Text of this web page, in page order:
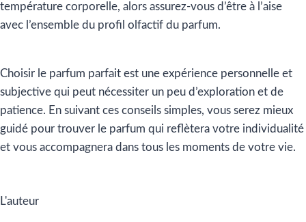
température corporelle, alors assurez-vous d’être à l’aise
avec l’ensemble du profil olfactif du parfum.
Choisir le parfum parfait est une expérience personnelle et
subjective qui peut nécessiter un peu d’exploration et de
patience. En suivant ces conseils simples, vous serez mieux
guidé pour trouver le parfum qui reflètera votre individualité
et vous accompagnera dans tous les moments de votre vie.
L'auteur